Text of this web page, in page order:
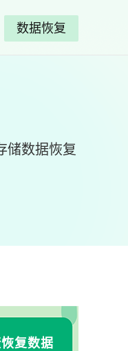
数据恢复
储数据恢复
复数据